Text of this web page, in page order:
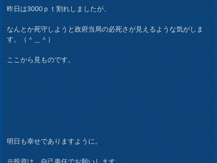
昨日は3000ｐｔ割れしましたが、
なんとか死守しようと政府当局の必死さが見えるような気がしま
す。（＾＿＾）
ここから見ものです。
明日も幸せでありますように。